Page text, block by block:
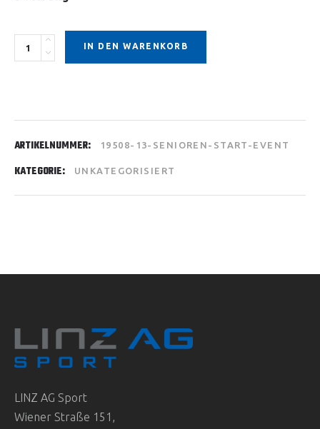
Quantity IN DEN WARENKORB
ARTIKELNUMMER: 19508-13-SENIOREN-START-EVENT
KATEGORIE: UNKATEGORISIERT
LINZ AG Sport
Wiener Straße 151,